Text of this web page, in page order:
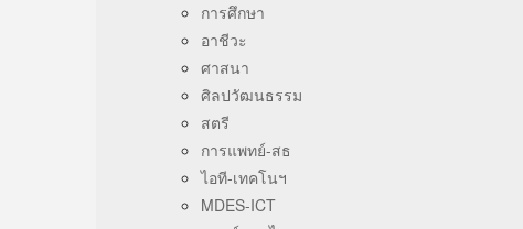
การศึกษา
อาชีวะ
ศาสนา
ศิลปวัฒนธรรม
สตรี
การแพทย์-สธ
ไอที-เทคโนฯ
MDES-ICT